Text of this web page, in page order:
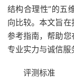
结构合理性”的五
向比较。本文旨
参考指南，帮助
专业实力与诚信服
评测标准